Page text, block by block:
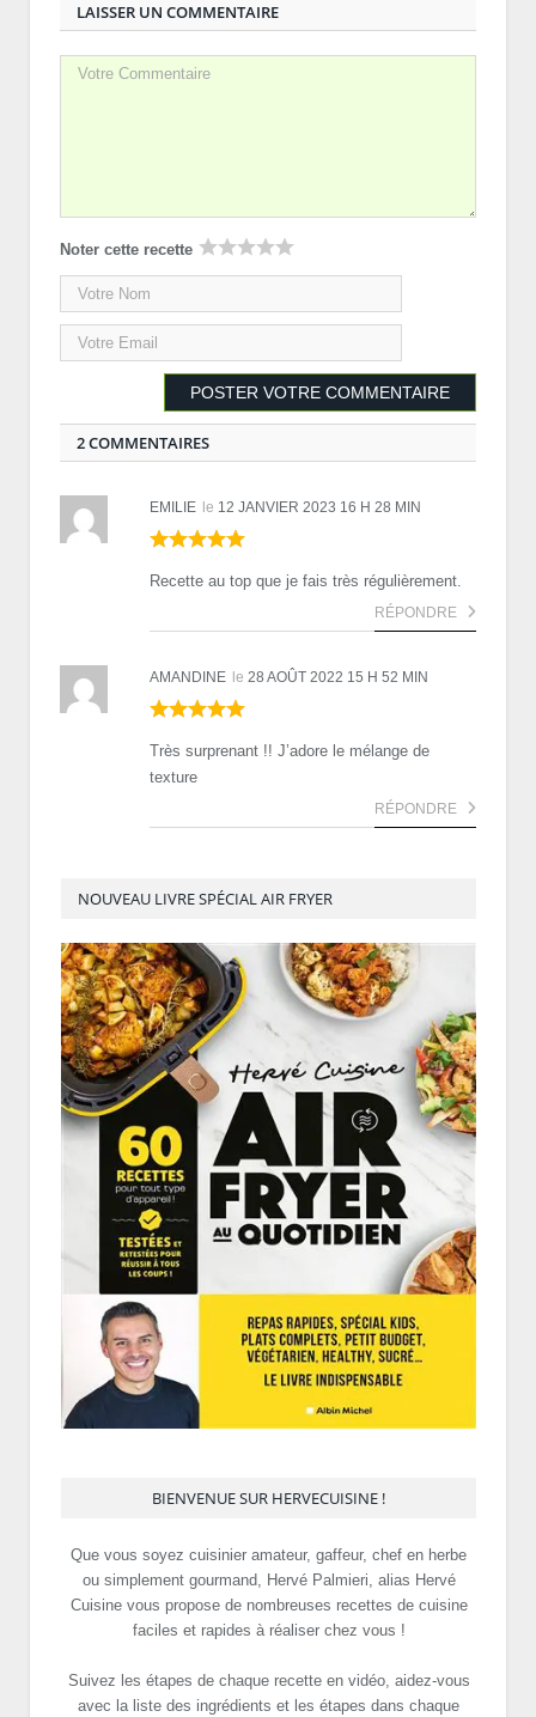
LAISSER UN COMMENTAIRE
Noter cette recette
2 COMMENTAIRES
EMILIE le 12 JANVIER 2023 16 H 28 MIN
Recette au top que je fais très régulièrement.
RÉPONDRE
AMANDINE le 28 AOÛT 2022 15 H 52 MIN
Très surprenant !! J’adore le mélange de
texture
RÉPONDRE
NOUVEAU LIVRE SPÉCIAL AIR FRYER
BIENVENUE SUR HERVECUISINE !
Que vous soyez cuisinier amateur, gaffeur, chef en herbe
ou simplement gourmand, Hervé Palmieri, alias Hervé
Cuisine vous propose de nombreuses recettes de cuisine
faciles et rapides à réaliser chez vous !
Suivez les étapes de chaque recette en vidéo, aidez-vous
avec la liste des ingrédients et les étapes dans chaque